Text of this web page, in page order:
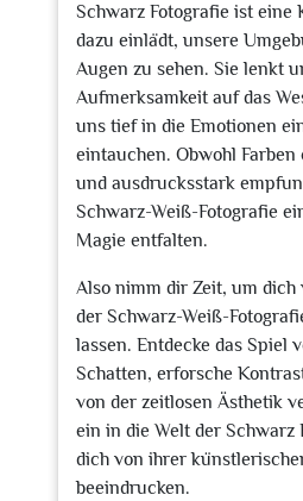
Schwarz Fotografie ist eine
dazu einlädt, unsere
Augen zu sehen. Sie lenkt
Aufmerksamkeit auf das
uns tief in die Emotionen
eintauchen. Obwohl Farben
und ausdrucksstark
Schwarz-Weiß-Fotografie
Magie entfalten.
Also nimm dir Zeit, um dich
der Schwarz-Weiß-
lassen. Entdecke das Spiel
Schatten, erforsche
von der zeitlosen Ästhetik
ein in die Welt der Schwarz
dich von ihrer
beeindrucken.